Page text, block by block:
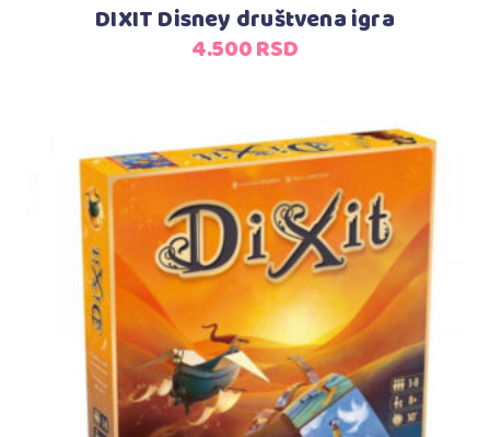
DIXIT Disney društvena igra
4.500RSD
Dodaj u korpu